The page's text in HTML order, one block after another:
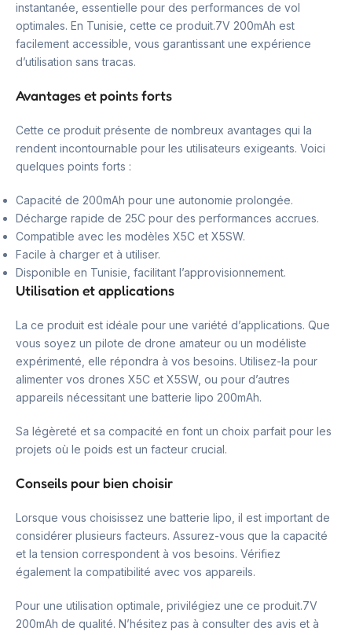
instantanée, essentielle pour des performances de vol
optimales. En Tunisie, cette ce produit.7V 200mAh est
facilement accessible, vous garantissant une expérience
d’utilisation sans tracas.
Avantages et points forts
Cette ce produit présente de nombreux avantages qui la
rendent incontournable pour les utilisateurs exigeants. Voici
quelques points forts :
Capacité de 200mAh pour une autonomie prolongée.
Décharge rapide de 25C pour des performances accrues.
Compatible avec les modèles X5C et X5SW.
Facile à charger et à utiliser.
Disponible en Tunisie, facilitant l’approvisionnement.
Utilisation et applications
La ce produit est idéale pour une variété d’applications. Que
vous soyez un pilote de drone amateur ou un modéliste
expérimenté, elle répondra à vos besoins. Utilisez-la pour
alimenter vos drones X5C et X5SW, ou pour d’autres
appareils nécessitant une batterie lipo 200mAh.
Sa légèreté et sa compacité en font un choix parfait pour les
projets où le poids est un facteur crucial.
Conseils pour bien choisir
Lorsque vous choisissez une batterie lipo, il est important de
considérer plusieurs facteurs. Assurez-vous que la capacité
et la tension correspondent à vos besoins. Vérifiez
également la compatibilité avec vos appareils.
Pour une utilisation optimale, privilégiez une ce produit.7V
200mAh de qualité. N’hésitez pas à consulter des avis et à